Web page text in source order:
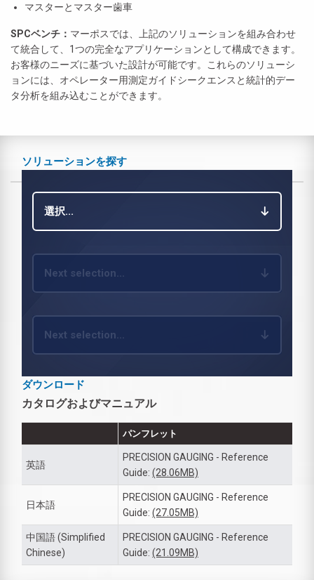
マスターとマスター歯車
SPCベンチ： マーポスでは、上記のソリューションを組み合わせ
て統合して、1つの完全なアプリケーションとして構成できます。
お客様のニーズに基づいた設計が可能です。これらのソリューシ
ョンには、オペレーター用測定ガイドシークエンスと統計的デー
タ分析を組み込むことができます。
ソリューションを探す
選択...
Next selection...
Next selection...
ダウンロード
カタログおよびマニュアル
パンフレット
英語
PRECISION GAUGING - Reference
Guide: (28.06MB)
日本語
PRECISION GAUGING - Reference
Guide: (27.05MB)
中国語 (Simplified
Chinese)
PRECISION GAUGING - Reference
Guide: (21.09MB)